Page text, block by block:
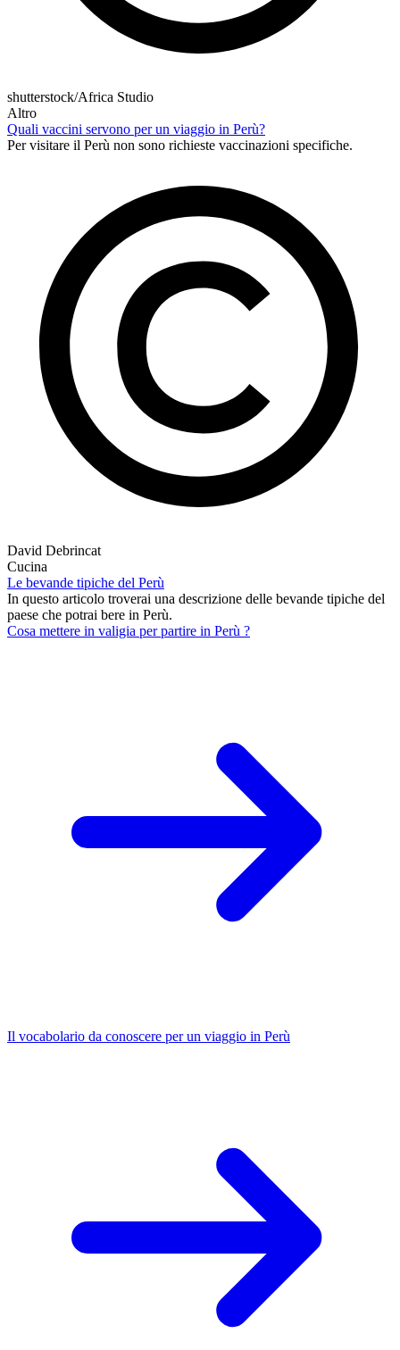
shutterstock/Africa Studio
Altro
Quali vaccini servono per un viaggio in Perù?
Per visitare il Perù non sono richieste vaccinazioni specifiche.
David Debrincat
Cucina
Le bevande tipiche del Perù
In questo articolo troverai una descrizione delle bevande tipiche del
paese che potrai bere in Perù.
Cosa mettere in valigia per partire in Perù ?
Il vocabolario da conoscere per un viaggio in Perù